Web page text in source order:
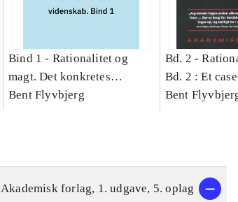
Bind 1 - Rationalitet og
magt. Det konkretes
videnskab. Bind 1
Bent Flyvbjerg
Bd. 2 -
Bd. 2 : Et
studie af
Bent
Akademisk forlag, 1. udgave, 5. oplag